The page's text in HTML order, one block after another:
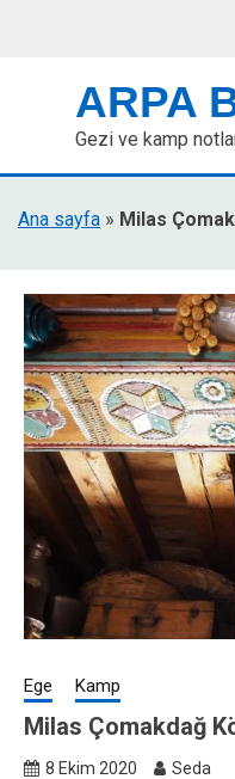
ARPA
Gezi ve kamp
Ana sayfa » Milas
Ege Kamp
Milas Çomakdağ
8 Ekim 2020 Seda